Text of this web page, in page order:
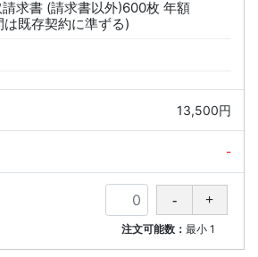
求書 (請求書以外)600枚 年額
既存契約に準ずる)
13,500円
-
注文可能数：最小 1